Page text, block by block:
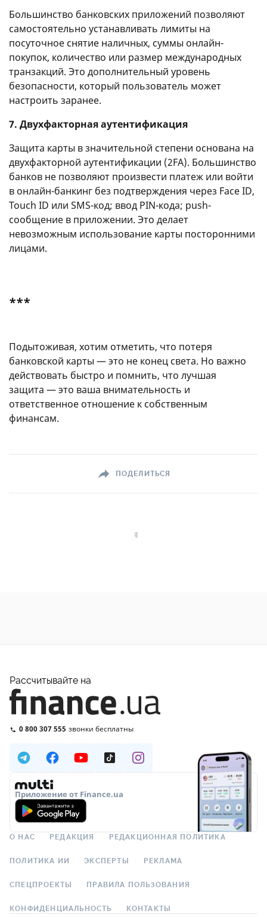
Большинство банковских приложений позволяют
самостоятельно устанавливать лимиты на
посуточное снятие наличных, суммы онлайн-
покупок, количество или размер международных
транзакций. Это дополнительный уровень
безопасности, который пользователь может
настроить заранее.
7. Двухфакторная аутентификация
Защита карты в значительной степени основана на
двухфакторной аутентификации (2FA). Большинство
банков не позволяют произвести платеж или войти
в онлайн-банкинг без подтверждения через Face ID,
Touch ID или SMS-код; ввод PIN-кода; push-
сообщение в приложении. Это делает
невозможным использование карты посторонними
лицами.
***
Подытоживая, хотим отметить, что потеря
банковской карты — это не конец света. Но важно
действовать быстро и помнить, что лучшая
защита — это ваша внимательность и
ответственное отношение к собственным
финансам.
ПОДЕЛИТЬСЯ
Рассчитывайте на
0 800 307 555 звонки бесплатны
Приложение от Finance.ua
О НАС РЕДАКЦИЯ РЕДАКЦИОННАЯ ПОЛИТИКА
ПОЛИТИКА ИИ ЭКСПЕРТЫ РЕКЛАМА
СПЕЦПРОЕКТЫ ПРАВИЛА ПОЛЬЗОВАНИЯ
КОНФИДЕНЦИАЛЬНОСТЬ КОНТАКТЫ